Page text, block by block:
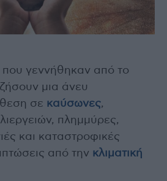
που γεννήθηκαν από το
μια άνευ
σε καύσωνες,
πλημμύρες,
και καταστροφικές
από την κλιματική